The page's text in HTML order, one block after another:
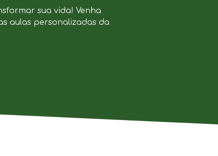
sua vida! Venha
aulas personalizadas da